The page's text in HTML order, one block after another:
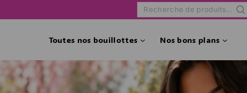
Toutes nos bouillottes Nos bons plans